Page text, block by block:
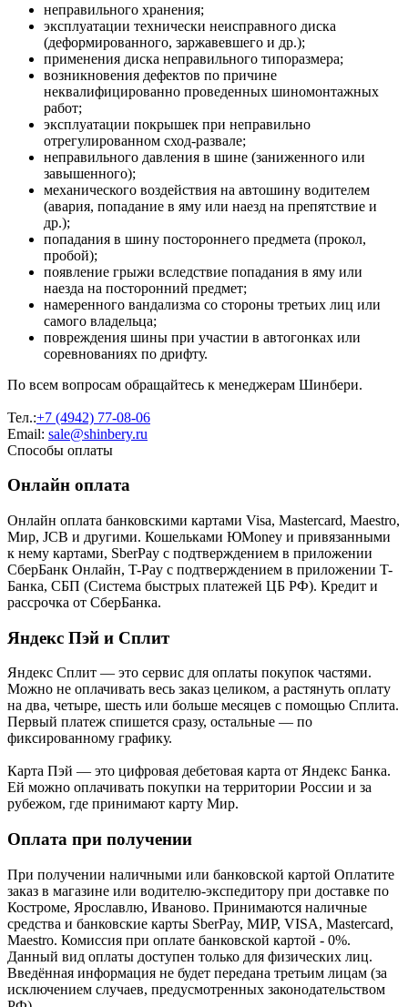
неправильного хранения;
эксплуатации технически неисправного диска
(деформированного, заржавевшего и др.);
применения диска неправильного типоразмера;
возникновения дефектов по причине
неквалифицированно проведенных шиномонтажных
работ;
эксплуатации покрышек при неправильно
отрегулированном сход-развале;
неправильного давления в шине (заниженного или
завышенного);
механического воздействия на автошину водителем
(авария, попадание в яму или наезд на препятствие и
др.);
попадания в шину постороннего предмета (прокол,
пробой);
появление грыжи вследствие попадания в яму или
наезда на посторонний предмет;
намеренного вандализма со стороны третьих лиц или
самого владельца;
повреждения шины при участии в автогонках или
соревнованиях по дрифту.
По всем вопросам обращайтесь к менеджерам Шинбери.
Тел.:+7 (4942) 77-08-06
Email: sale@shinbery.ru
Способы оплаты
Онлайн оплата
Онлайн оплата банковскими картами Visa, Mastercard, Maestro,
Мир, JCB и другими. Кошельками ЮMoney и привязанными
к нему картами, SberPay с подтверждением в приложении
СберБанк Онлайн, T-Pay с подтверждением в приложении T-
Банка, СБП (Система быстрых платежей ЦБ РФ). Кредит и
рассрочка от СберБанка.
Яндекс Пэй и Сплит
Яндекс Cплит — это сервис для оплаты покупок частями.
Можно не оплачивать весь заказ целиком, а растянуть оплату
на два, четыре, шесть или больше месяцев с помощью Сплита.
Первый платеж спишется сразу, остальные — по
фиксированному графику.
Карта Пэй — это цифровая дебетовая карта от Яндекс Банка.
Ей можно оплачивать покупки на территории России и за
рубежом, где принимают карту Мир.
Оплата при получении
При получении наличными или банковской картой Оплатите
заказ в магазине или водителю-экспедитору при доставке по
Костроме, Ярославлю, Иваново. Принимаются наличные
средства и банковские карты SberPay, МИР, VISA, Mastercard,
Maestro. Комиссия при оплате банковской картой - 0%.
Данный вид оплаты доступен только для физических лиц.
Введённая информация не будет передана третьим лицам (за
исключением случаев, предусмотренных законодательством